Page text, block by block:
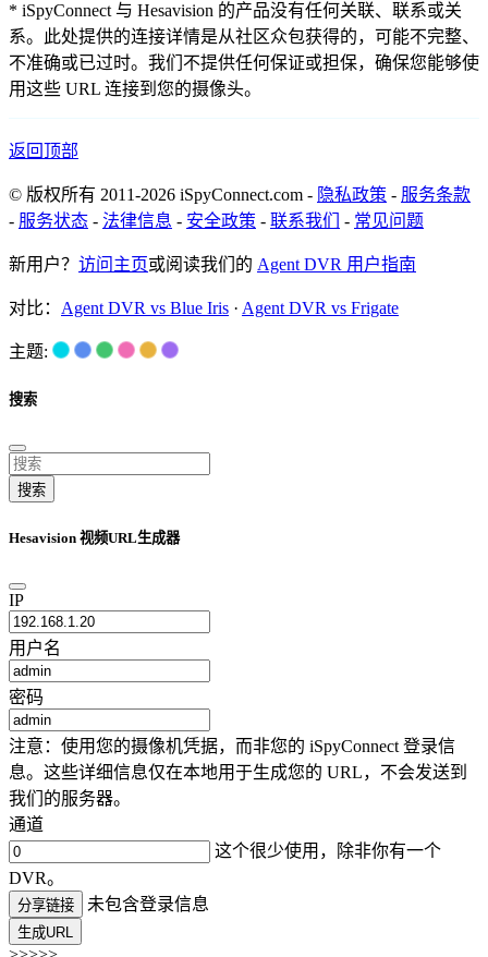
* iSpyConnect 与 Hesavision 的产品没有任何关联、联系或关
系。此处提供的连接详情是从社区众包获得的，可能不完整、
不准确或已过时。我们不提供任何保证或担保，确保您能够使
用这些 URL 连接到您的摄像头。
返回顶部
© 版权所有 2011-2026 iSpyConnect.com - 隐私政策 - 服务条款
- 服务状态 - 法律信息 - 安全政策 - 联系我们 - 常见问题
新用户？ 访问主页或阅读我们的 Agent DVR 用户指南
对比： Agent DVR vs Blue Iris · Agent DVR vs Frigate
主题:
搜索
搜索
Hesavision 视频URL生成器
IP
用户名
密码
注意：使用您的摄像机凭据，而非您的 iSpyConnect 登录信
息。这些详细信息仅在本地用于生成您的 URL，不会发送到
我们的服务器。
通道
这个很少使用，除非你有一个
DVR。
分享链接 未包含登录信息
生成URL